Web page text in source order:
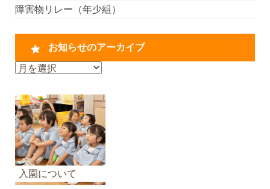
障害物リレー（年少組）
お知らせのアーカイブ
お
ら
せ
の
ア
ー
カ
イ
入園について